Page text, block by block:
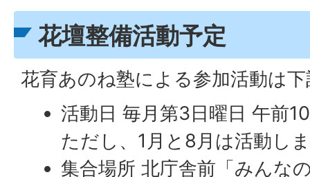
花壇整備活動予定
花育あのね塾による参加活動は
活動日 毎月第3日曜日 午前
ただし、1月と8月は活動し
集合場所 北庁舎前「みんな